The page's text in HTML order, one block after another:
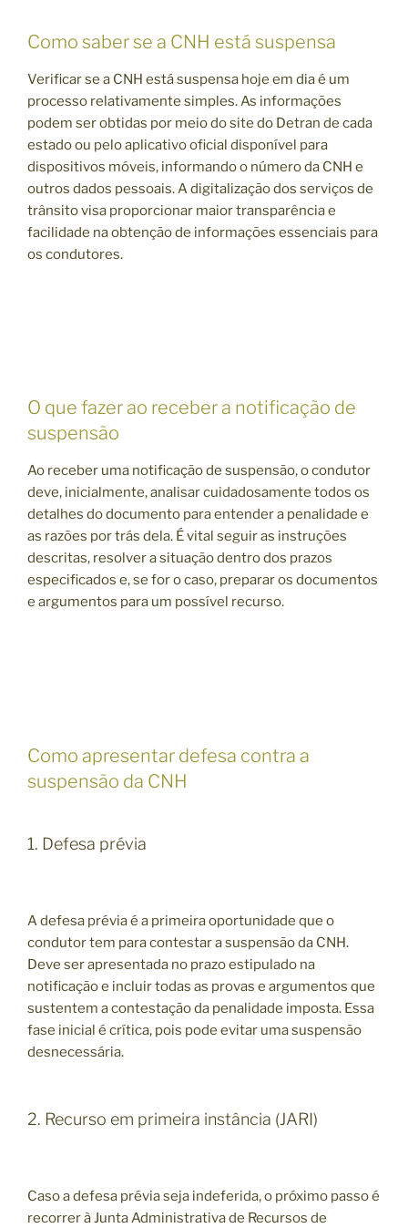
Como saber se a CNH está suspensa
Verificar se a CNH está suspensa hoje em dia é um
processo relativamente simples. As informações
podem ser obtidas por meio do site do Detran de cada
estado ou pelo aplicativo oficial disponível para
dispositivos móveis, informando o número da CNH e
outros dados pessoais. A digitalização dos serviços de
trânsito visa proporcionar maior transparência e
facilidade na obtenção de informações essenciais para
os condutores.
O que fazer ao receber a notificação de
suspensão
Ao receber uma notificação de suspensão, o condutor
deve, inicialmente, analisar cuidadosamente todos os
detalhes do documento para entender a penalidade e
as razões por trás dela. É vital seguir as instruções
descritas, resolver a situação dentro dos prazos
especificados e, se for o caso, preparar os documentos
e argumentos para um possível recurso.
Como apresentar defesa contra a
suspensão da CNH
1. Defesa prévia
A defesa prévia é a primeira oportunidade que o
condutor tem para contestar a suspensão da CNH.
Deve ser apresentada no prazo estipulado na
notificação e incluir todas as provas e argumentos que
sustentem a contestação da penalidade imposta. Essa
fase inicial é crítica, pois pode evitar uma suspensão
desnecessária.
2. Recurso em primeira instância (JARI)
Caso a defesa prévia seja indeferida, o próximo passo é
recorrer à Junta Administrativa de Recursos de